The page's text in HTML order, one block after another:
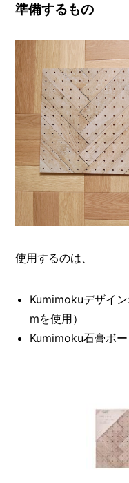
準備するもの
使用するのは、
Kumimokuデザイ
mを使用）
Kumimoku石膏ボ